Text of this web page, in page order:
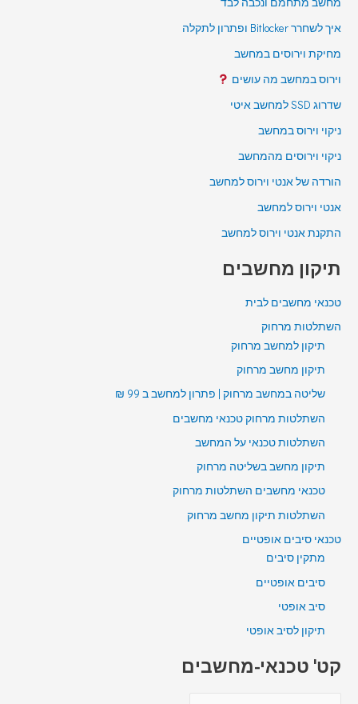
איך לשחרר Bitlocker ופתרון לתקלה
מחיקת וירוסים במחשב
וירוס במחשב מה עושים
שדרוג SSD למחשב איטי
ניקוי וירוס במחשב
ניקוי וירוסים מהמחשב
הורדה של אנטי וירוס למחשב
אנטי וירוס למחשב
התקנת אנטי וירוס למחשב
תיקון מחשבים
טכנאי מחשבים לבית
השתלטות מרחוק
תיקון למחשב מרחוק
תיקון מחשב מרחוק
שליטה במחשב מרחוק | פתרון למחשב ב 99 ₪
השתלטות מרחוק טכנאי מחשבים
השתלטות טכנאי על המחשב
תיקון מחשב בשליטה מרחוק
טכנאי מחשבים השתלטות מרחוק
השתלטות תיקון מחשב מרחוק
טכנאי סיבים אופטיים
מתקין סיבים
סיבים אופטיים
סיב אופטי
תיקון לסיב אופטי
קט' טכנאי-מחשבים